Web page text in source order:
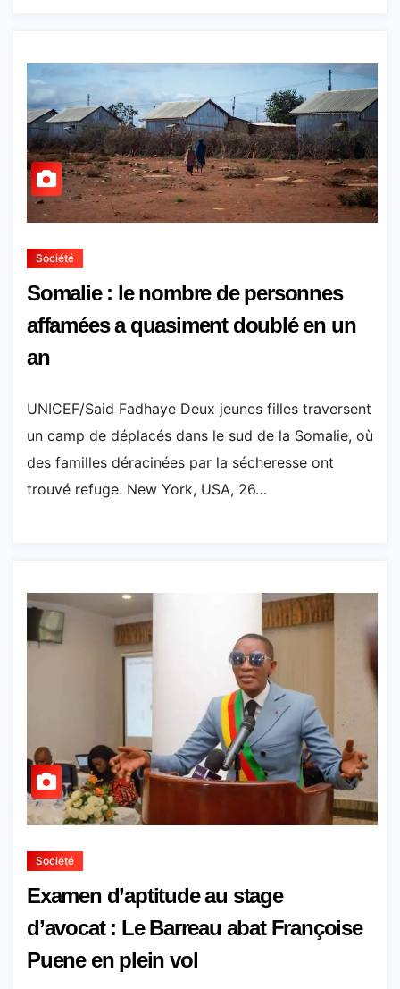
Société
Somalie : le nombre de personnes
affamées a quasiment doublé en un
an
UNICEF/Said Fadhaye Deux jeunes filles traversent
un camp de déplacés dans le sud de la Somalie, où
des familles déracinées par la sécheresse ont
trouvé refuge. New York, USA, 26…
Société
Examen d’aptitude au stage
d’avocat : Le Barreau abat Françoise
Puene en plein vol